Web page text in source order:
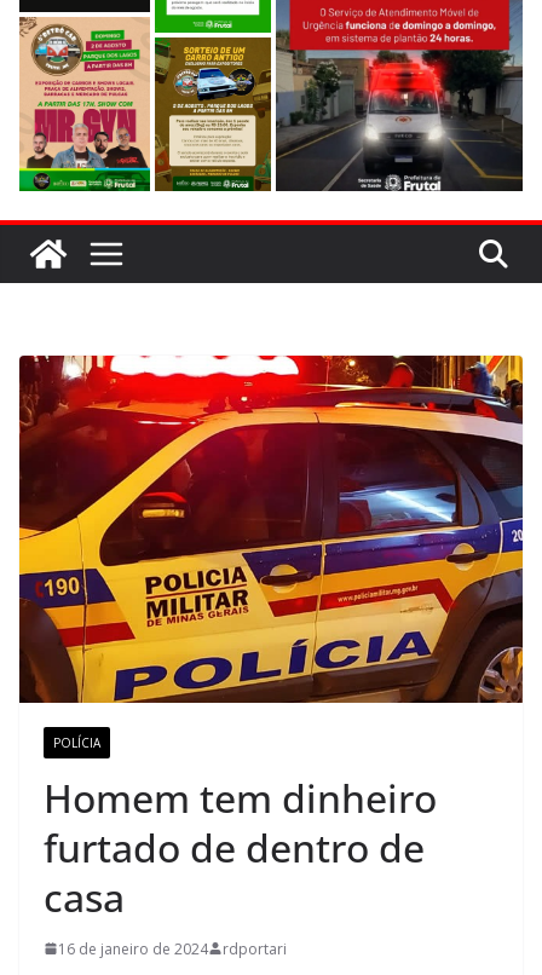
POLÍCIA
Homem tem dinheiro
furtado de dentro de
casa
16 de janeiro de 2024 rdportari